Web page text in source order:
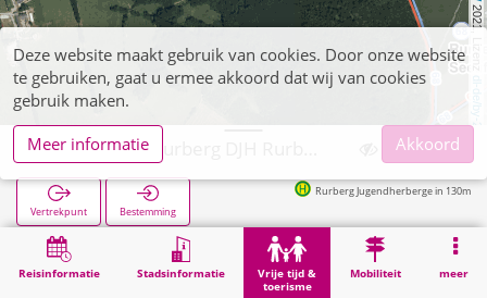
2021, Lizenz
dl-de/by-2-0
Reisinformatie Stadsinformatie
Vrije tijd &
toerisme
Mobiliteit meer
Vertrekpunt Bestemming
Rurberg Jugendherberge in 130m
Vrije tijd & toerisme Entertainment Simmerath, Rurberg DJH Rurberg
Deze website maakt gebruik van cookies. Door onze website
te gebruiken, gaat u ermee akkoord dat wij van cookies
gebruik maken.
Meer informatie
Akkoord